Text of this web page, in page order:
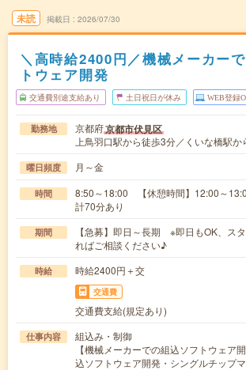
未読 掲載日 2026/07/30
＼高時給2400円／機械メーカー
トウェア開発
交通費別途支給あり 土日祝日が休み WEB登録
勤務地 京都府京都市伏見区
上鳥羽口駅から徒歩3分／くいな橋駅か
曜日頻度 月～金
時間
8:50～18:00 【休憩時間】12:00～
計70分あり
期間
【急募】即日～長期 ※即日もOK、ス
ればご相談ください♪
時給 時給2400円＋交
交通費
交通費支給(規定あり)
仕事内容
組込み・制御
【機械メーカーでの組込ソフトウェア
込ソフトウェア開発・シングルチップ